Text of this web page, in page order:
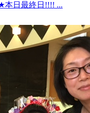
本日最終日!!!! ...